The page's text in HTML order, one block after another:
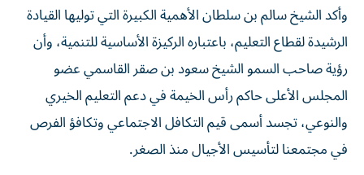
وأكد الشيخ سالم بن سلطان الأهمية الكبيرة التي توليها القيادة
الرشيدة لقطاع التعليم، باعتباره الركيزة الأساسية للتنمية، وأن
رؤية صاحب السمو الشيخ سعود بن صقر القاسمي عضو
المجلس الأعلى حاكم رأس الخيمة في دعم التعليم الخيري
والنوعي، تجسد أسمى قيم التكافل الاجتماعي وتكافؤ الفرص
في مجتمعنا لتأسيس الأجيال منذ الصغر.